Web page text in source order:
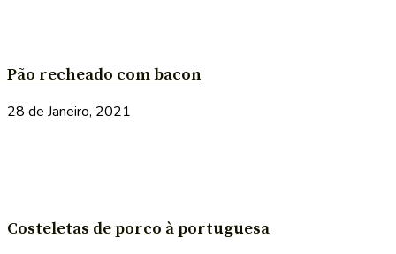
Pão recheado com bacon
28 de Janeiro, 2021
Costeletas de porco à portuguesa